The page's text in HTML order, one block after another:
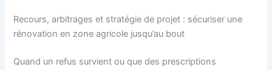
Recours, arbitrages et stratégie de projet : sécuriser une
rénovation en zone agricole jusqu’au bout
Quand un refus survient ou que des prescriptions